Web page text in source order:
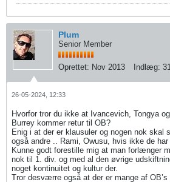
Plum
Senior Member
Oprettet: Nov 2013 Indlæg:
26-05-2024, 12:33
Hvorfor tror du ikke at Ivancevich, Tongya og
Burrey​ kommer retur til OB?
Enig i at der er klausuler og nogen nok
også andre .. Rami, Owusu, hvis ikke de
Kunne godt forestille mig at man forlænger
nok til 1. div. og med al den øvrige
noget kontinuitet og kultur der.
Tror desværre også at der er mange af OB’s